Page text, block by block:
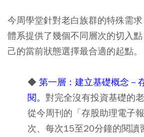
今周學堂針對老白族群的特殊需
體系提供了幾個不同層次的切入
己的當前狀態選擇最合適的起點。
◆ 第一層：建立基礎概念－
閱。 對完全沒有投資基礎的
從今周刊的「存股助理電子
次、每次15至20分鐘的閱讀